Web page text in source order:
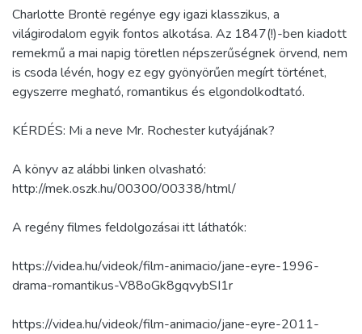
Charlotte Brontë regénye egy igazi klasszikus, a
világirodalom egyik fontos alkotása. Az 1847(!)-ben kiadott
remekmű a mai napig töretlen népszerűségnek örvend, nem
is csoda lévén, hogy ez egy gyönyörűen megírt történet,
egyszerre megható, romantikus és elgondolkodtató.
KÉRDÉS: Mi a neve Mr. Rochester kutyájának?
A könyv az alábbi linken olvasható:
http://mek.oszk.hu/00300/00338/html/
A regény filmes feldolgozásai itt láthatók:
https://videa.hu/videok/film-animacio/jane-eyre-1996-
drama-romantikus-V88oGk8gqvybSI1r
https://videa.hu/videok/film-animacio/jane-eyre-2011-